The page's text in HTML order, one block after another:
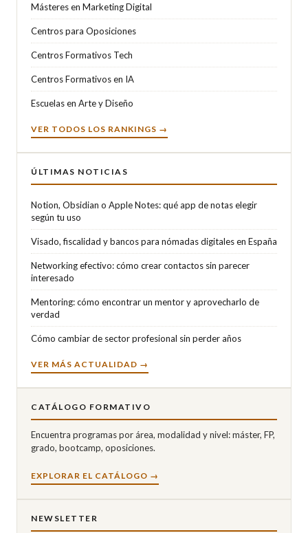
Másteres en Marketing Digital
Centros para Oposiciones
Centros Formativos Tech
Centros Formativos en IA
Escuelas en Arte y Diseño
VER TODOS LOS RANKINGS →
ÚLTIMAS NOTICIAS
Notion, Obsidian o Apple Notes: qué app de notas elegir
según tu uso
Visado, fiscalidad y bancos para nómadas digitales en España
Networking efectivo: cómo crear contactos sin parecer
interesado
Mentoring: cómo encontrar un mentor y aprovecharlo de
verdad
Cómo cambiar de sector profesional sin perder años
VER MÁS ACTUALIDAD →
CATÁLOGO FORMATIVO
Encuentra programas por área, modalidad y nivel: máster, FP,
grado, bootcamp, oposiciones.
EXPLORAR EL CATÁLOGO →
NEWSLETTER